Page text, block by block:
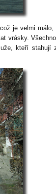
je velmi málo,
vrásky.
kteří stahují